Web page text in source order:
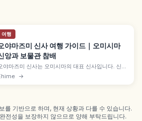
여행
야마즈미 신사 여행 가이드｜오미시마
앙과 보물관 참배
야마즈미 신사는 오미시마의 대표 신사입니다. 신목
보물관의 갑옷·도검, 참배 동선을 알기 쉽게 살펴봅
→
를 기반으로 하며, 현재 상황과 다를 수 있습니다.
전성을 보장하지 않으므로 양해 부탁드립니다.